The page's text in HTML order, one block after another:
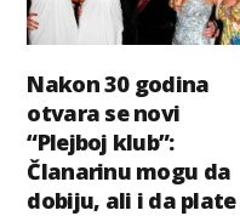
Nakon 30 godina
otvara se novi
“Plejboj klub”:
Članarinu mogu da
dobiju, ali i da plate